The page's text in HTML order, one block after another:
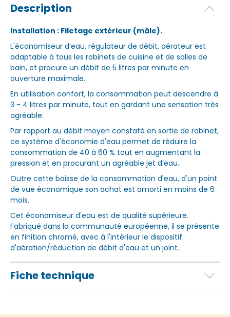
Description
Installation : Filetage extérieur (mâle).
L'économiseur d’eau, régulateur de débit, aérateur est
adaptable à tous les robinets de cuisine et de salles de
bain, et procure un débit de 5 litres par minute en
ouverture maximale.
En utilisation confort, la consommation peut descendre à
3 - 4 litres par minute, tout en gardant une sensation très
agréable.
Par rapport au débit moyen constaté en sortie de robinet,
ce système d'économie d'eau permet de réduire la
consommation de 40 à 60 % tout en augmentant la
pression et en procurant un agréable jet d’eau.
Outre cette baisse de la consommation d'eau, d'un point
de vue économique son achat est amorti en moins de 6
mois.
Cet économiseur d'eau est de qualité supérieure.
Fabriqué dans la communauté européenne, il se présente
en finition chromé, avec à l'intérieur le dispositif
d'aération/réduction de débit d'eau et un joint.
Fiche technique